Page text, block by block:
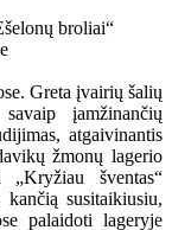
Greta įvairių šalių
įamžinančių
atgaivinantis
žmonų lagerio
šventas“
susitaikiusiu,
palaidoti lageryje